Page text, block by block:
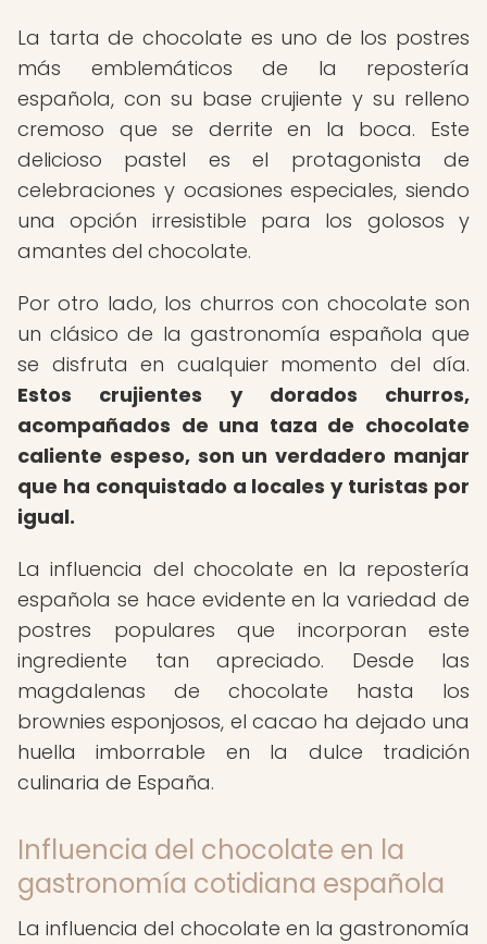
La tarta de chocolate es uno de los postres
más emblemáticos de la repostería
española, con su base crujiente y su relleno
cremoso que se derrite en la boca. Este
delicioso pastel es el protagonista de
celebraciones y ocasiones especiales, siendo
una opción irresistible para los golosos y
amantes del chocolate.
Por otro lado, los churros con chocolate son
un clásico de la gastronomía española que
se disfruta en cualquier momento del día.
Estos crujientes y dorados churros,
acompañados de una taza de chocolate
caliente espeso, son un verdadero manjar
que ha conquistado a locales y turistas por
igual.
La influencia del chocolate en la repostería
española se hace evidente en la variedad de
postres populares que incorporan este
ingrediente tan apreciado. Desde las
magdalenas de chocolate hasta los
brownies esponjosos, el cacao ha dejado una
huella imborrable en la dulce tradición
culinaria de España.
Influencia del chocolate en la
gastronomía cotidiana española
La influencia del chocolate en la gastronomía